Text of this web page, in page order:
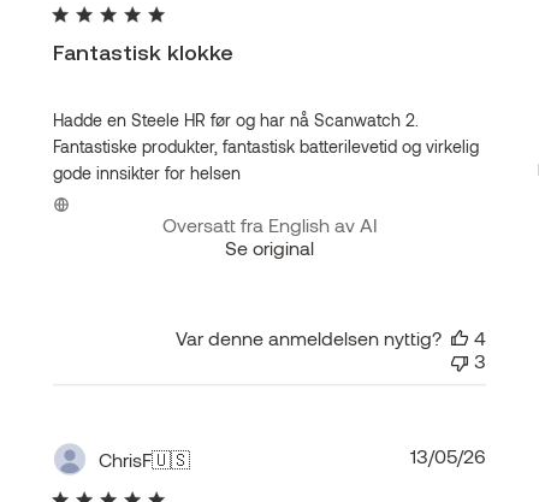
Fantastisk klokke
Hadde en Steele HR før og har nå Scanwatch 2.
Fantastiske produkter, fantastisk batterilevetid og virkelig
gode innsikter for helsen
Oversatt fra English av AI
Se original
Var denne anmeldelsen nyttig?
4
3
ChrisF🇺🇸 13/05/26